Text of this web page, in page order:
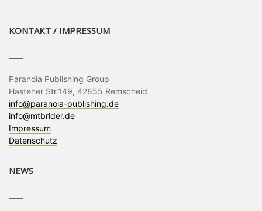
KONTAKT / IMPRESSUM
Paranoia Publishing Group
Hastener Str.149, 42855 Remscheid
info@paranoia-publishing.de
info@mtbrider.de
Impressum
Datenschutz
NEWS